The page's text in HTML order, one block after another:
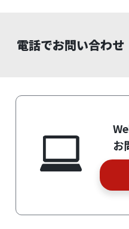
電話でお問い合わせ
お